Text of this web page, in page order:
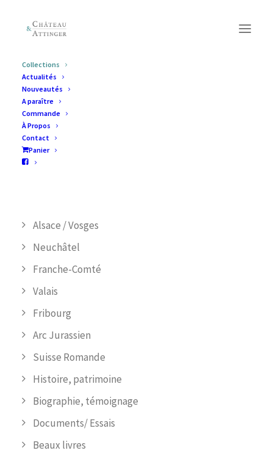
Collections
Actualités
Nouveautés
A paraître
Commande
À Propos
Contact
Panier
Collections
CATÉGORIES DE PRODUIT
Jura
Alsace / Vosges
Neuchâtel
Franche-Comté
Valais
Fribourg
Arc Jurassien
Suisse Romande
Histoire, patrimoine
Biographie, témoignage
Documents/ Essais
Beaux livres